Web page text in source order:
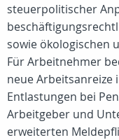
steuerpolitischer
sowie ökologischen
Für Arbeitnehmer
neue
Entlastungen bei
Arbeitgeber und
erweiterten